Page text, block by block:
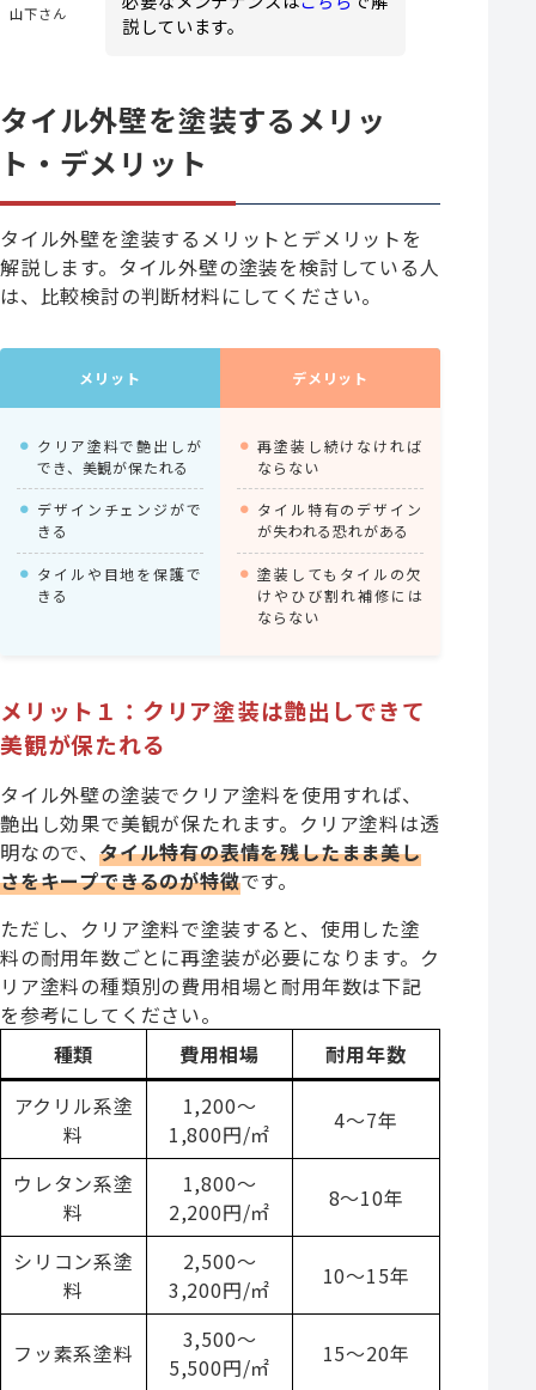
山下さん
説しています。
タイル外壁を塗装するメリッ
ト・デメリット
タイル外壁を塗装するメリットとデメリットを
解説します。タイル外壁の塗装を検討している人
は、比較検討の判断材料にしてください。
メリット デメリット
クリア塗料で艶出しが
でき、美観が保たれる
デザインチェンジがで
きる
タイルや目地を保護で
きる
再塗装し続けなければ
ならない
タイル特有のデザイン
が失われる恐れがある
塗装してもタイルの欠
けやひび割れ補修には
ならない
メリット１：クリア塗装は艶出しできて
美観が保たれる
タイル外壁の塗装でクリア塗料を使用すれば、
艶出し効果で美観が保たれます。クリア塗料は透
明なので、 タイル特有の表情を残したまま美し
さをキープできるのが特徴です。
ただし、クリア塗料で塗装すると、使用した塗
料の耐用年数ごとに再塗装が必要になります。ク
リア塗料の種類別の費用相場と耐用年数は下記
を参考にしてください。
種類
費用相場
耐用年数
アクリル系塗
料
1,200〜
1,800円/㎡
4〜7年
ウレタン系塗
料
1,800〜
2,200円/㎡
8〜10年
シリコン系塗
料
2,500〜
3,200円/㎡
10〜15年
フッ素系塗料
3,500〜
5,500円/㎡
15〜20年